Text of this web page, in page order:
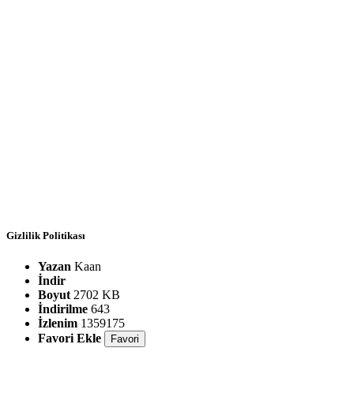
Gizlilik Politikası
Yazan Kaan
İndir
Boyut 2702 KB
İndirilme 643
İzlenim 1359175
Favori Ekle
Favori